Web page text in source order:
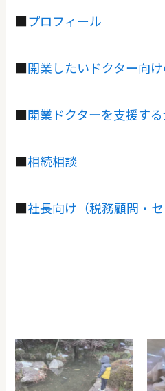
■プロフィール
■開業したいドクター向
■開業ドクターを支援す
■相続相談
■社長向け（税務顧問・セ